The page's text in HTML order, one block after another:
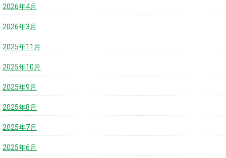
2026年4月
2026年3月
2025年11月
2025年10月
2025年9月
2025年8月
2025年7月
2025年6月